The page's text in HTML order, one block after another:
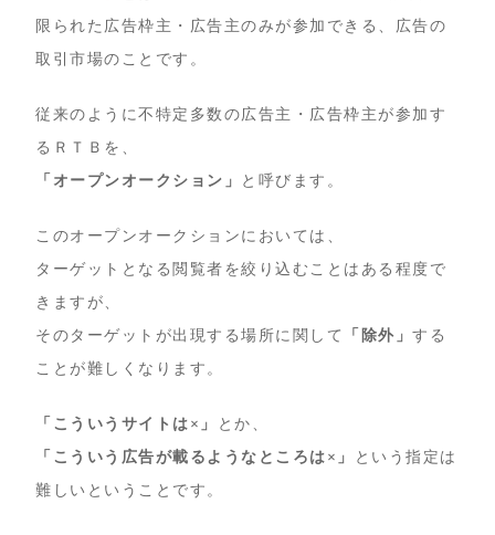
限られた広告枠主・広告主のみが参加できる、広告の
取引市場のことです。
従来のように不特定多数の広告主・広告枠主が参加す
るＲＴＢを、
「オープンオークション」
と呼びます。
このオープンオークションにおいては、
ターゲットとなる閲覧者を絞り込むことはある程度で
きますが、
そのターゲットが出現する場所に関して
「除外」する
ことが難しくなります。
「こういうサイトは×」
とか、
「こういう広告が載るようなところは×」
という指定は
難しいということです。